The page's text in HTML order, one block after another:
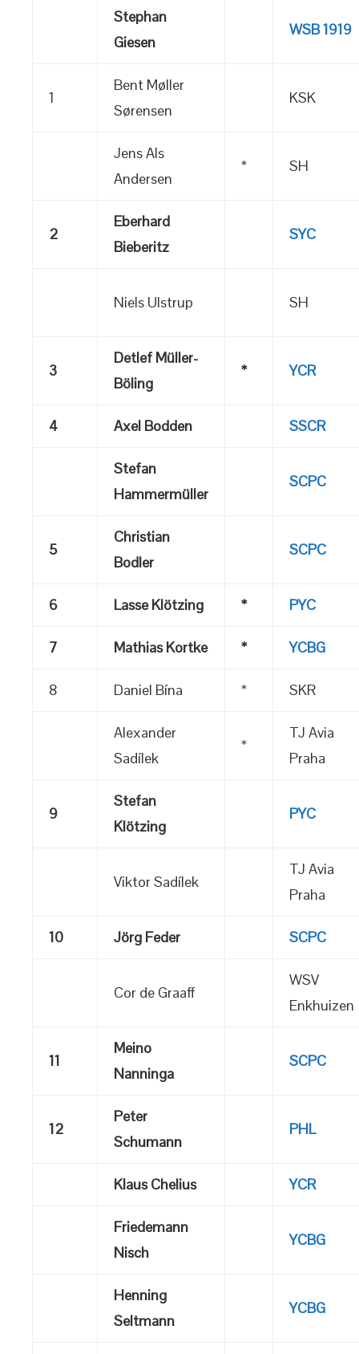
Stephan
Giesen
WSB 1919
1
Bent Møller
Sørensen
KSK
Jens Als
Andersen
* SH
2
Eberhard
Bieberitz
SYC
Niels Ulstrup SH
3
Detlef Müller-
Böling
* YCR
4 Axel Bodden SSCR
Stefan
Hammermüller
SCPC
5
Christian
Bodler
SCPC
6 Lasse Klötzing * PYC
7 Mathias Kortke * YCBG
8 Daniel Bína * SKR
Alexander
Sadílek
*
TJ Avia
Praha
9
Stefan
Klötzing
PYC
Viktor Sadílek
TJ Avia
Praha
10 Jörg Feder SCPC
Cor de Graaff
WSV
Enkhuizen
11
Meino
Nanninga
SCPC
12
Peter
Schumann
PHL
Klaus Chelius YCR
Friedemann
Nisch
YCBG
Henning
Seltmann
YCBG